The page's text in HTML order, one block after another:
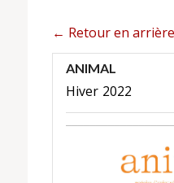
← Retour en arrière
ANIMAL
Hiver 2022